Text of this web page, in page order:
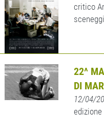
critico
22^
DI
12/04/